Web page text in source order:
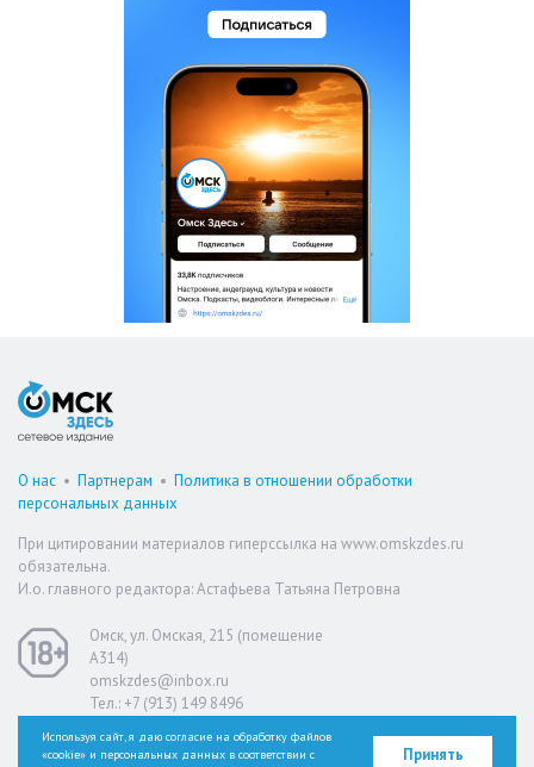
О нас • Партнерам • Политика в отношении обработки
персональных данных
При цитировании материалов гиперссылка на www.omskzdes.ru
обязательна.
И.о. главного редактора: Астафьева Татьяна Петровна
Омск, ул. Омская, 215 (помещение
А314)
omskzdes@inbox.ru
Тел.: +7 (913) 149 8496
Используя сайт, я даю согласие на обработку файлов
«cookie» и персональных данных в соответствии с
Принять